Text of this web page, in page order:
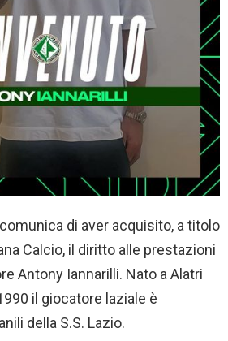
comunica di aver acquisito, a titolo
Calcio, il diritto alle prestazioni
Antony Iannarilli. Nato a Alatri
il giocatore laziale è
della S.S. Lazio.